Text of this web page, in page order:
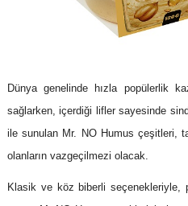
Dünya genelinde hızla popülerlik
sağlarken, içerdiği lifler sayesinde
ile sunulan Mr. NO Humus çeşitleri,
olanların vazgeçilmezi olacak.
Klasik ve köz biberli seçenekleriyle,